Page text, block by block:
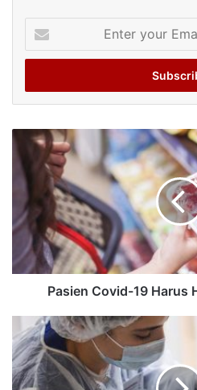
your
Email
Pasien Covid-19 Harus